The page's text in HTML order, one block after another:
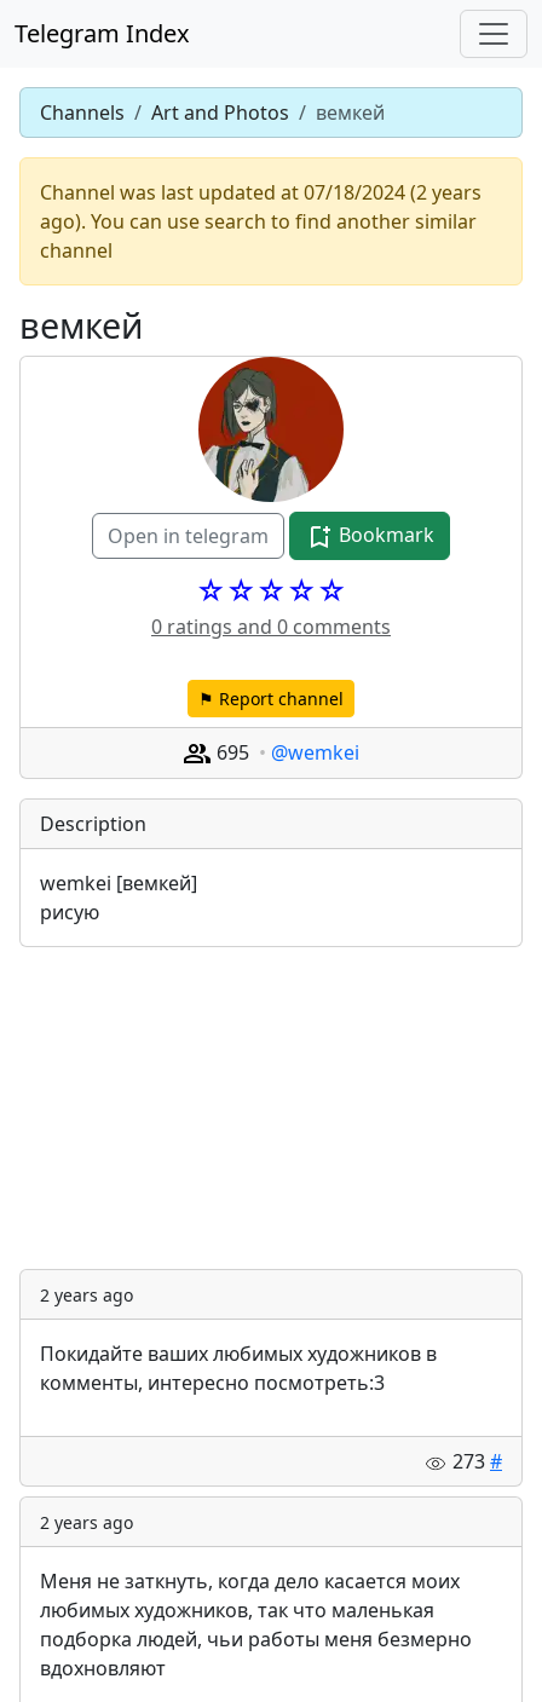
Telegram Index
Channels Art and Photos вемкей
Channel was last updated at 07/18/2024 (2 years
ago). You can use search to find another similar
channel
вемкей
Open in telegram Bookmark
☆☆☆☆☆
0 ratings and 0 comments
⚑ Report channel
695 @wemkei
Description
wemkei [вемкей]
рисую
2 years ago
Покидайте ваших любимых художников в
комменты, интересно посмотреть:3
273#
2 years ago
Меня не заткнуть, когда дело касается моих
любимых художников, так что маленькая
подборка людей, чьи работы меня безмерно
вдохновляют